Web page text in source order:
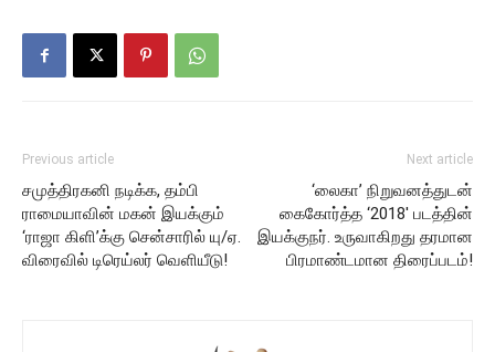
Previous article
சமுத்திரகனி நடிக்க, தம்பி
ராமையாவின் மகன் இயக்கும்
‘ராஜா கிளி’க்கு சென்சாரில் யு/ஏ.
விரைவில் டிரெய்லர் வெளியீடு!
Next article
‘லைகா’ நிறுவனத்துடன்
கைகோர்த்த ‘2018′ படத்தின்
இயக்குநர். உருவாகிறது தரமான
பிரமாண்டமான திரைப்படம்!